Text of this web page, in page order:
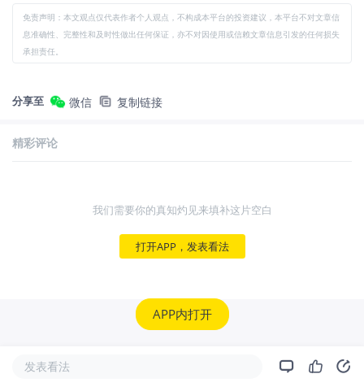
免责声明：本文观点仅代表作者个人观点，不构成本平台的投资建议，本平台不对文章信
息准确性、完整性和及时性做出任何保证，亦不对因使用或信赖文章信息引发的任何损失
承担责任。
分享至 微信 复制链接
精彩评论
我们需要你的真知灼见来填补这片空白
打开APP，发表看法
APP内打开
发表看法